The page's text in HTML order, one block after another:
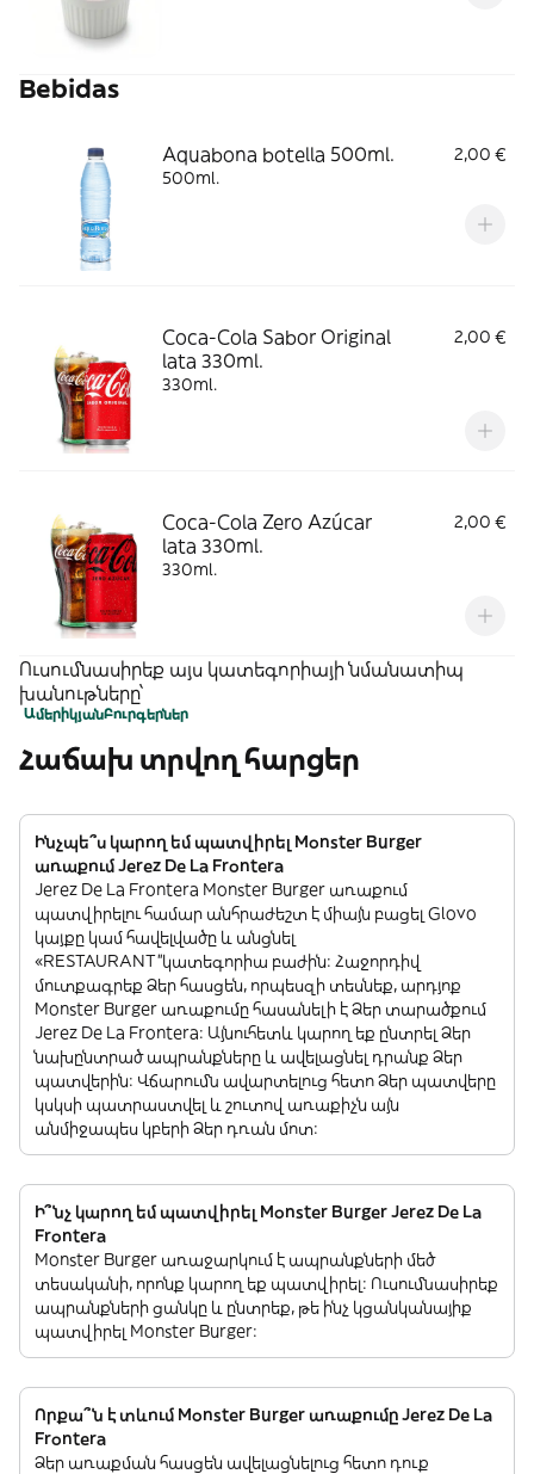
Bebidas
Aquabona botella 500ml.
2,00 €
500ml.
Coca-Cola Sabor Original
lata 330ml.
2,00 €
330ml.
Coca-Cola Zero Azúcar
lata 330ml.
2,00 €
330ml.
Ուսումնասիրեք այս կատեգորիայի նմանատիպ
խանութները՝
ԱմերիկյանԲուրգերներ
Հաճախ տրվող հարցեր
Ինչպե՞ս կարող եմ պատվիրել Monster Burger
առաքում Jerez De La Frontera
Jerez De La Frontera Monster Burger առաքում
պատվիրելու համար անհրաժեշտ է միայն բացել Glovo
կայքը կամ հավելվածը և անցնել
«RESTAURANT”կատեգորիա բաժին: Հաջորդիվ
մուտքագրեք Ձեր հասցեն, որպեսզի տեսնեք, արդյոք
Monster Burger առաքումը հասանելի է Ձեր տարածքում
Jerez De La Frontera: Այնուհետև կարող եք ընտրել Ձեր
նախընտրած ապրանքները և ավելացնել դրանք Ձեր
պատվերին: Վճարումն ավարտելուց հետո Ձեր պատվերը
կսկսի պատրաստվել և շուտով առաքիչն այն
անմիջապես կբերի Ձեր դռան մոտ:
Ի՞նչ կարող եմ պատվիրել Monster Burger Jerez De La
Frontera
Monster Burger առաջարկում է ապրանքների մեծ
տեսականի, որոնք կարող եք պատվիրել: Ուսումնասիրեք
ապրանքների ցանկը և ընտրեք, թե ինչ կցանկանայիք
պատվիրել Monster Burger:
Որքա՞ն է տևում Monster Burger առաքումը Jerez De La
Frontera
Ձեր առաքման հասցեն ավելացնելուց հետո դուք